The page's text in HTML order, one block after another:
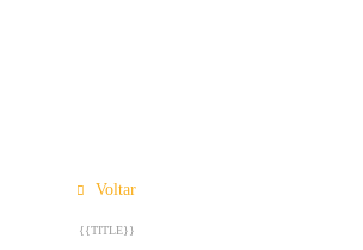
Voltar
{{TITLE}}